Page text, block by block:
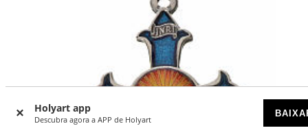
Holyart app
Descubra agora a APP de Holyart